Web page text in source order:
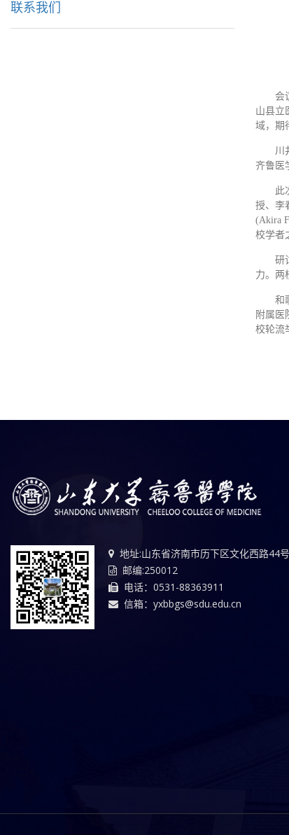
联系我们
会
山县立
域，期
川
齐鲁医
此
授、李
(Akira
校学者
研
力。两
和
附属医
校轮流
地址:山东省济南市历下区文化西路44号
邮编:250012
电话：0531-88363911
信箱：yxbbgs@sdu.edu.cn